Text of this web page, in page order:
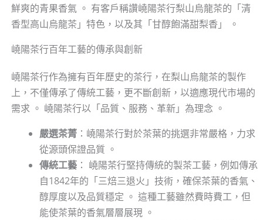
鮮爽的青果香氣 。 有客戶稱讚嶢陽茶行梨山烏龍茶的「清
香型高山烏龍茶」特色，以及其「甘醇飽滿甜梨香」 。
嶢陽茶行百年工藝的傳承與創新
嶢陽茶行作為擁有百年歷史的茶行，在梨山烏龍茶的製作
上，不僅傳承了傳統工藝，更不斷創新，以適應現代市場的
需求 。 嶢陽茶行以「品質、服務、革新」為理念 。
嚴選茶菁：嶢陽茶行對於茶葉的挑選非常嚴格，力求
從源頭保證品質 。
傳統工藝： 嶢陽茶行堅持傳統的製茶工藝，例如傳承
自1842年的「三焙三退火」技術，確保茶葉的香氣、
醇厚度以及品質穩定 。 這種工藝雖然費時費工，但
能使茶葉的香氣層層展現 。